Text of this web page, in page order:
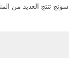
سونج تنتج العديد من